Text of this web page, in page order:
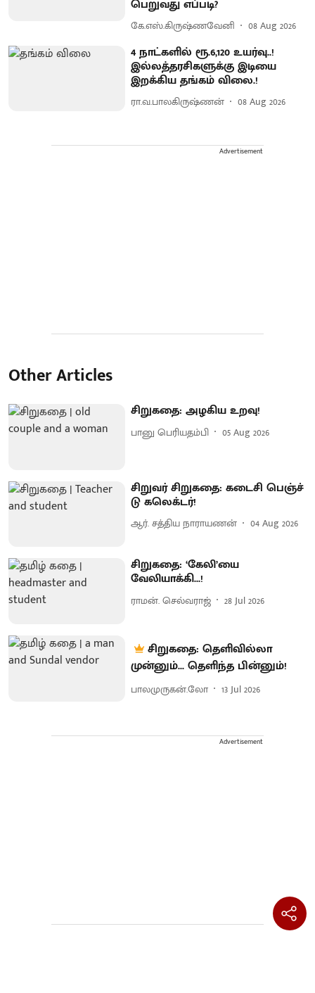
பெறுவது எப்படி?
கே.எஸ்.கிருஷ்ணவேனி 08 Aug 2026
4 நாட்களில் ரூ.6,120 உயர்வு..!
இல்லத்தரசிகளுக்கு இடியை
இறக்கிய தங்கம் விலை.!
ரா.வ.பாலகிருஷ்ணன் 08 Aug 2026
Advertisement
Other Articles
சிறுகதை: அழகிய உறவு!
பானு பெரியதம்பி 05 Aug 2026
சிறுவர் சிறுகதை: கடைசி பெஞ்ச்
டு கலெக்டர்!
ஆர். சத்திய நாராயணன் 04 Aug 2026
சிறுகதை: ‘கேலி’யை
வேலியாக்கி...!
ராமன். செல்வராஜ் 28 Jul 2026
சிறுகதை: தெளிவில்லா
முன்னும்... தெளிந்த பின்னும்!
பாலமுருகன்.லோ 13 Jul 2026
Advertisement